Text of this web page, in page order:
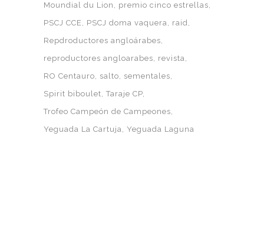
Moundial du Lion
premio cinco estrellas
PSCJ CCE
PSCJ doma vaquera
raid
Repdroductores angloárabes
reproductores angloarabes
revista
RO Centauro
salto
sementales
Spirit biboulet Taraje CP
Trofeo Campeón de Campeones
Yeguada La Cartuja Yeguada Laguna